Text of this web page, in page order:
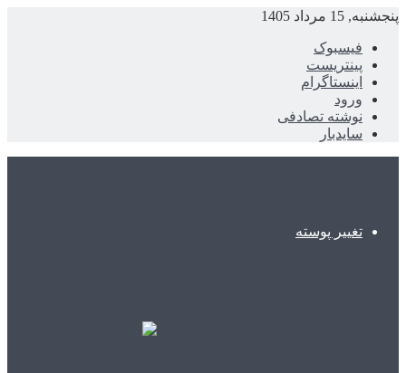
پنجشنبه, 15 مرداد 1405
فیسبوک
پینتریست
اینستاگرام
ورود
نوشته تصادفی
سایدبار
تغییر پوسته